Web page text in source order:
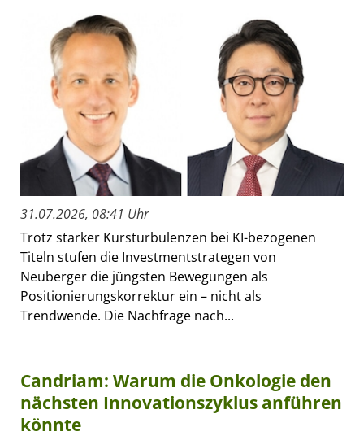
31.07.2026, 08:41 Uhr
Trotz starker Kursturbulenzen bei KI-bezogenen
Titeln stufen die Investmentstrategen von
Neuberger die jüngsten Bewegungen als
Positionierungskorrektur ein – nicht als
Trendwende. Die Nachfrage nach...
Candriam: Warum die Onkologie den
nächsten Innovationszyklus anführen
könnte